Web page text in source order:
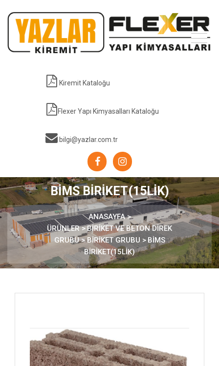
Kiremit Kataloğu
Flexer Yapı Kimyasalları Kataloğu
bilgi@yazlar.com.tr
BİMS BİRİKET(15LİK)
ANASAYFA >
ÜRÜNLER>BİRİKET VE BETON DİREK
GRUBU >BİRİKET GRUBU>BİMS
BİRİKET(15LİK)